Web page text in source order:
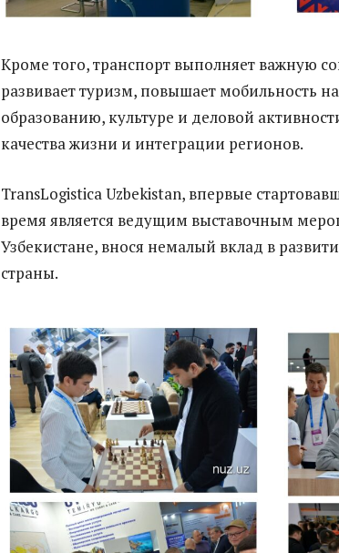
Кроме того, транспорт выполняет важную
развивает туризм, повышает мобильность
образованию, культуре и деловой
качества жизни и интеграции регионов.
TransLogistica Uzbekistan, впервые
время является ведущим выставочным
Узбекистане, внося немалый вклад в
страны.